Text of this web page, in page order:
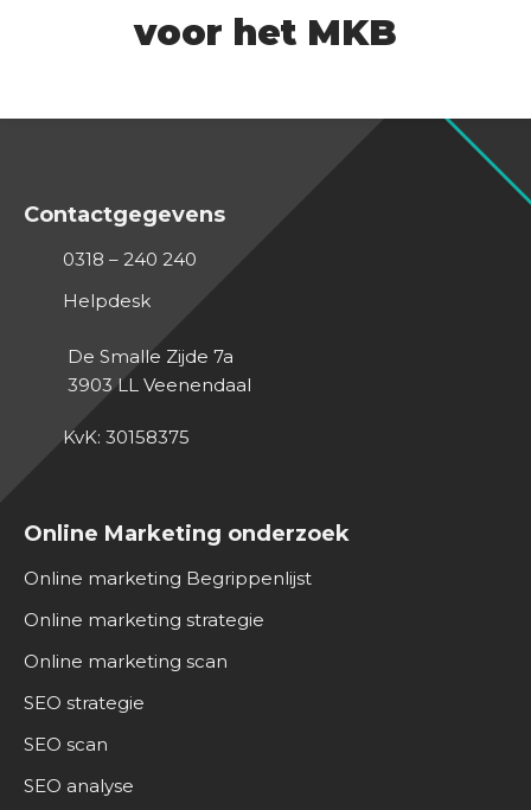
voor het MKB
Online Marketing onderzoek
Online marketing Begrippenlijst
Online marketing strategie
Online marketing scan
SEO strategie
SEO scan
SEO analyse
Contactgegevens
0318 – 240 240
Helpdesk
De Smalle Zijde 7a
3903 LL Veenendaal
KvK: 30158375